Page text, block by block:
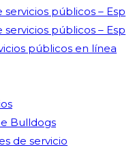
públicos – Esp
públicos – Esp
públicos en línea
Bulldogs
de servicio